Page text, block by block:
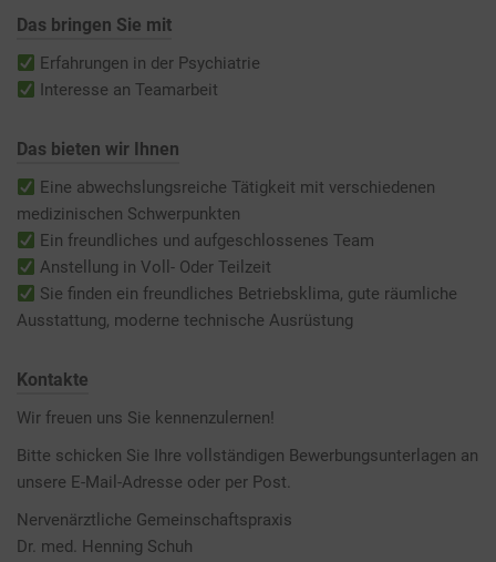
Das bringen Sie mit
Erfahrungen in der Psychiatrie
Interesse an Teamarbeit
Das bieten wir Ihnen
Eine abwechslungsreiche Tätigkeit mit verschiedenen
medizinischen Schwerpunkten
Ein freundliches und aufgeschlossenes Team
Anstellung in Voll- Oder Teilzeit
Sie finden ein freundliches Betriebsklima, gute räumliche
Ausstattung, moderne technische Ausrüstung
Kontakte
Wir freuen uns Sie kennenzulernen!
Bitte schicken Sie Ihre vollständigen Bewerbungsunterlagen an
unsere E-Mail-Adresse oder per Post.
Nervenärztliche Gemeinschaftspraxis
Dr. med. Henning Schuh